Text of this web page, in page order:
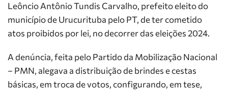
Leôncio Antônio Tundis Carvalho, prefeito eleito do
município de Urucurituba pelo PT, de ter cometido
atos proibidos por lei, no decorrer das eleições 2024.
A denúncia, feita pelo Partido da Mobilização Nacional
– PMN, alegava a distribuição de brindes e cestas
básicas, em troca de votos, configurando, em tese,